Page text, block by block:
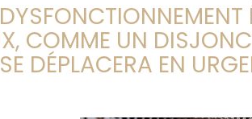
COMME UN
DÉPLACERA EN